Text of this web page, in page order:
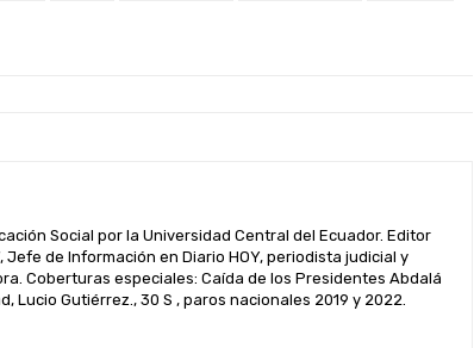
Social por la Universidad Central del Ecuador. Editor
Jefe de Información en Diario HOY, periodista judicial y
Coberturas especiales: Caída de los Presidentes Abdalá
Lucio Gutiérrez., 30 S , paros nacionales 2019 y 2022.